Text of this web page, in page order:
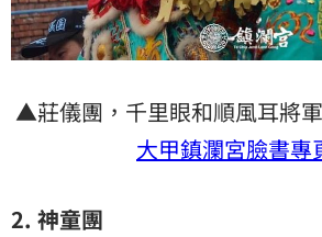
▲莊儀團，千里眼和順風耳將
大甲鎮瀾宮臉書專
2. 神童團